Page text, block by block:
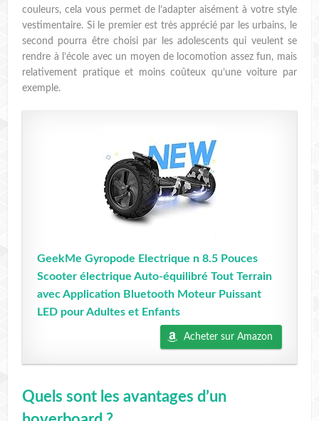
couleurs, cela vous permet de l’adapter aisément à votre style
vestimentaire. Si le premier est très apprécié par les urbains, le
second pourra être choisi par les adolescents qui veulent se
rendre à l’école avec un moyen de locomotion assez fun, mais
relativement pratique et moins coûteux qu’une voiture par
exemple.
GeekMe Gyropode Electrique n 8.5 Pouces
Scooter électrique Auto-équilibré Tout Terrain
avec Application Bluetooth Moteur Puissant
LED pour Adultes et Enfants
Acheter sur Amazon
Quels sont les avantages d’un